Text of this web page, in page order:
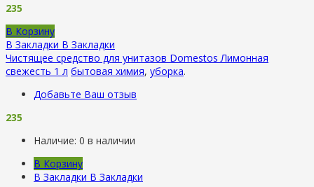
235
В Корзину
В Закладки В Закладки
Чистящее средство для унитазов Domestos Лимонная
свежесть 1 л бытовая химия, уборка.
Добавьте Ваш отзыв
235
Наличие: 0 в наличии
В Корзину
В Закладки В Закладки